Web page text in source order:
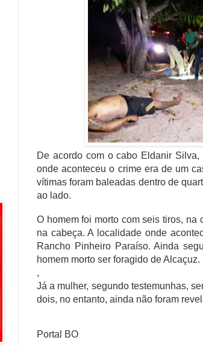
De acordo com o cabo Eldanir
onde aconteceu o crime era de um
vítimas foram baleadas dentro de
ao lado.
O homem foi morto com seis tiros, na
na cabeça. A localidade onde
Rancho Pinheiro Paraíso. Ainda
homem morto ser foragido de Alcaçuz.
,
Já a mulher, segundo testemunhas,
dois, no entanto, ainda não foram
Portal BO